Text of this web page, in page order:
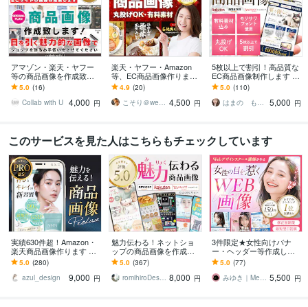
アマゾン・楽天・ヤフー
等の商品画像を作成致し
ます 画像作成実績多数！
丸投げ/詳細指示のどちら
も可！
5.0 (16)
Collab with U 4,000 円
楽天・ヤフー・Amazon
等、EC商品画像作ります
現役の通販プロ/ECサイ
ト/丸投げOK/高クオリテ
ィ
4.9 (20)
こそり＠webデザイナー 4,500 円
5枚以上で割引！高品質な
EC商品画像制作します 商
品の魅力が伝わるデザイ
ン｜楽天/Yahoo/Amazon
5.0 (110)
はまの ももこ
5,000 円
このサービスを見た人はこちらもチェックしています
実績630件超！Amazon・
楽天商品画像作ります 丸
投げ依頼もOK！女性目線
で売れる構成/EC画像を制
作
5.0 (280)
azul_design
9,000 円
魅力伝わる！ネットショ
ップの商品画像を作成し
ます 楽天市場、amazonな
どの商品画像・商品ペー
ジをデザイン
5.0 (367)
romihiroDesign 8,000 円
3件限定★女性向けバナ
ー・ヘッダー等作成しま
す 集客・売上UP！AIでは
作れない目を惹くWEB画
像制作します
5.0 (77)
みゆき｜Mewly design 5,500 円